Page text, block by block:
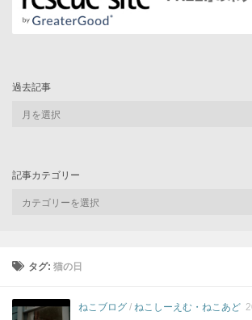
タグ:猫の日
ねこブログ / ねこしーえむ・ねこあど
過去記事
記事カテゴリー
ゴ
ー